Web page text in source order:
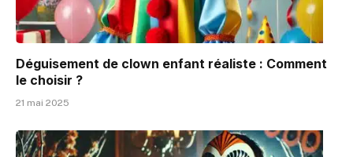
Déguisement de clown enfant réaliste : Comment
le choisir ?
21 mai 2025